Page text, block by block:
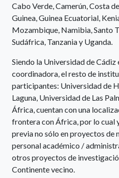
Cabo Verde, Camerún, Costa
Guinea, Guinea Ecuatorial,
Mozambique, Namibia, Santo
Sudáfrica, Tanzania y Uganda.
Siendo la Universidad de Cádiz
coordinadora, el resto de
participantes: Universidad de
Laguna, Universidad de Las
África, cuentan con una
frontera con África, por lo cual
previa no sólo en proyectos de
personal académico /
otros proyectos de
Continente vecino.